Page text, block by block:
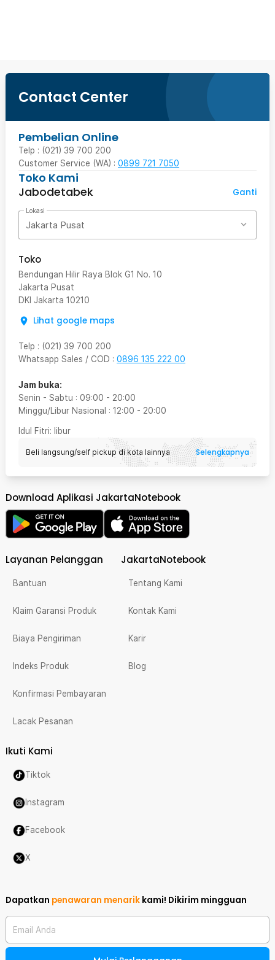
Contact Center
Pembelian Online
Telp : (021) 39 700 200
Customer Service (WA) : 0899 721 7050
Toko Kami
Jabodetabek
Ganti
Lokasi
Jakarta Pusat
Toko
Bendungan Hilir Raya Blok G1 No. 10
Jakarta Pusat
DKI Jakarta 10210
Lihat google maps
Telp : (021) 39 700 200
Whatsapp Sales / COD : 0896 135 222 00
Jam buka:
Senin - Sabtu : 09:00 - 20:00
Minggu/Libur Nasional : 12:00 - 20:00
Idul Fitri: libur
Beli langsung/self pickup di kota lainnya Selengkapnya
Download Aplikasi JakartaNotebook
Layanan Pelanggan
Bantuan
Klaim Garansi Produk
Biaya Pengiriman
Indeks Produk
Konfirmasi Pembayaran
Lacak Pesanan
JakartaNotebook
Tentang Kami
Kontak Kami
Karir
Blog
Ikuti Kami
Tiktok
Instagram
Facebook
X
Dapatkan penawaran menarik kami! Dikirim mingguan
Email Anda